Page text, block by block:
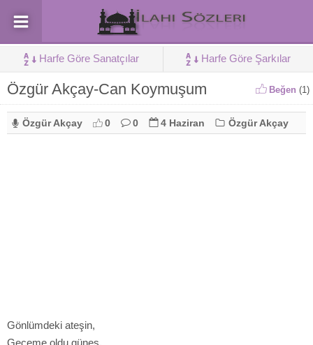
Harfe Göre Sanatçılar Harfe Göre Şarkılar
Özgür Akçay-Can Koymuşum Beğen (1)
Özgür Akçay 0 0 4 Haziran Özgür Akçay
Gönlümdeki ateşin,
Geceme oldu güneş,